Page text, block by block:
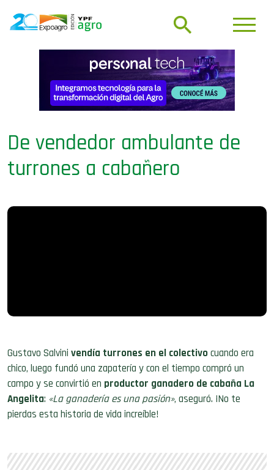
De vendedor ambulante de
turrones a cabañero
Gustavo Salvini vendía turrones en el colectivocuando era
chico, luego fundó una zapatería y con el tiempo compró un
campo y se convirtió en productor ganadero de cabaña La
Angelita: «La ganadería es una pasión», aseguró. ¡No te
pierdas esta historia de vida increíble!